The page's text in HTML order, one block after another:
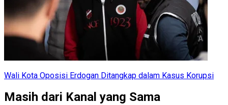
Wali Kota Oposisi Erdogan Ditangkap dalam Kasus Korupsi
Masih dari Kanal yang Sama